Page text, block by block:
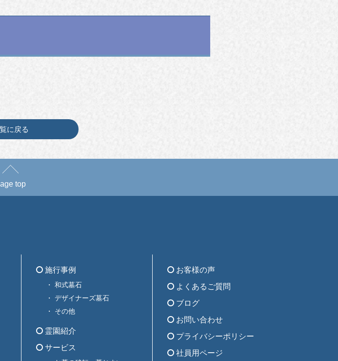
に戻る
top
施行事例
和式墓石
デザイナーズ墓石
その他
霊園紹介
サービス
お客様の声
よくあるご質問
ブログ
お問い合わせ
プライバシーポリシー
社員用ページ